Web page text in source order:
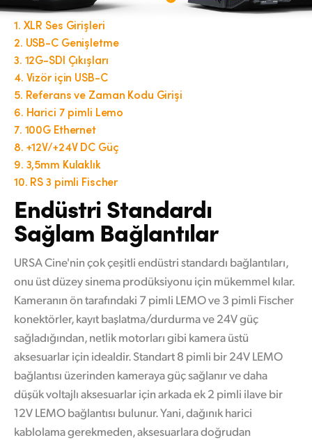
1. XLR Ses Girişleri
2. USB-C Genişletme
3. 12G-SDI Çıkışları
4. Vizör için USB-C
5. Referans ve Zaman Kodu Girişi
6. Harici 7 pimli Lemo
7. 100G Ethernet
8. +12V/+24V DC Güç
9. 3,5mm Kulaklık
10. RS 3 pimli Fischer
Endüstri Standardı
Sağlam Bağlantılar
URSA Cine'nin çok çeşitli endüstri standardı bağlantıları,
onu üst düzey sinema prodüksiyonu için mükemmel kılar.
Kameranın ön tarafındaki 7 pimli LEMO ve 3 pimli Fischer
konektörler, kayıt başlatma/durdurma ve 24V güç
sağladığından, netlik motorları gibi kamera üstü
aksesuarlar için idealdir. Standart 8 pimli bir 24V LEMO
bağlantısı üzerinden kameraya güç sağlanır ve daha
düşük voltajlı aksesuarlar için arkada ek 2 pimli ilave bir
12V LEMO bağlantısı bulunur. Yani, dağınık harici
kablolama gerekmeden, aksesuarlara doğrudan